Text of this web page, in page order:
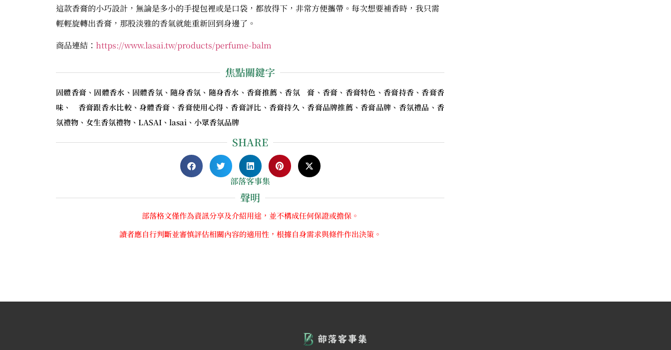
這款香膏的小巧設計，無論是多小的手提包裡或是口袋，都放得下，非常方便攜帶。每次想要補香時，我只需
輕輕旋轉出香膏，那股淡雅的香氣就能重新回到身邊了。
商品連結： https://www.lasai.tw/products/perfume-balm
焦點關鍵字
固體香膏、固體香水、固體香氛、隨身香氛、隨身香水、香膏推薦、香氛 膏、香膏、香膏特色、香膏持香、香膏香
味、 香膏跟香水比較、身體香膏、香膏使用心得、香膏評比、香膏持久、香膏品牌推薦、香膏品牌、香氛禮品、香
氛禮物、女生香氛禮物、LASAI、lasai、小眾香氛品牌
SHARE
部落客事集
聲明
部落格文僅作為資訊分享及介紹用途，並不構成任何保證或擔保。
讀者應自行判斷並審慎評估相關內容的適用性，根據自身需求與條件作出決策。